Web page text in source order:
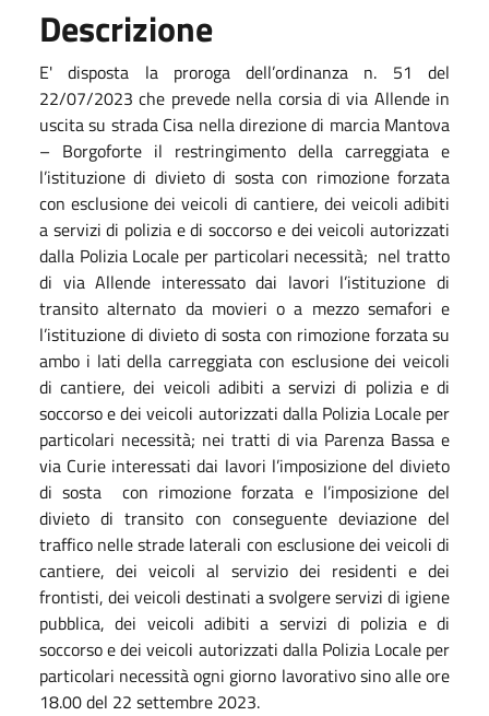
Descrizione
E' disposta la proroga dell’ordinanza n. 51 del
22/07/2023 che prevede nella corsia di via Allende in
uscita su strada Cisa nella direzione di marcia Mantova
– Borgoforte il restringimento della carreggiata e
l’istituzione di divieto di sosta con rimozione forzata
con esclusione dei veicoli di cantiere, dei veicoli adibiti
a servizi di polizia e di soccorso e dei veicoli autorizzati
dalla Polizia Locale per particolari necessità; nel tratto
di via Allende interessato dai lavori l’istituzione di
transito alternato da movieri o a mezzo semafori e
l’istituzione di divieto di sosta con rimozione forzata su
ambo i lati della carreggiata con esclusione dei veicoli
di cantiere, dei veicoli adibiti a servizi di polizia e di
soccorso e dei veicoli autorizzati dalla Polizia Locale per
particolari necessità; nei tratti di via Parenza Bassa e
via Curie interessati dai lavori l’imposizione del divieto
di sosta con rimozione forzata e l’imposizione del
divieto di transito con conseguente deviazione del
traffico nelle strade laterali con esclusione dei veicoli di
cantiere, dei veicoli al servizio dei residenti e dei
frontisti, dei veicoli destinati a svolgere servizi di igiene
pubblica, dei veicoli adibiti a servizi di polizia e di
soccorso e dei veicoli autorizzati dalla Polizia Locale per
particolari necessità ogni giorno lavorativo sino alle ore
18.00 del 22 settembre 2023.